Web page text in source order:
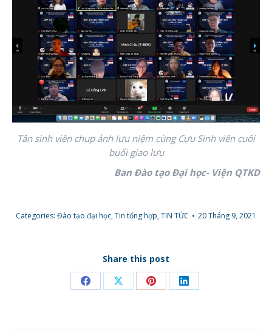
Tân sinh viên chụp ảnh lưu niệm cùng Cựu Sinh viên cuối
buổi giao lưu
Ban Đào tạo Đại học- Viện QTKD
Categories: Đào tạo đại học,Tin tổng hợp,TIN TỨC 20 Tháng 9, 2021
Share this post
Share
Facebook
Share
X
Share
Pinterest
Share
LinkedIn